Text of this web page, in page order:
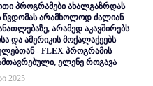
პროგრამები ახალგაზრდას
წვდომას არამხოლოდ ძალიან
არამედ აკავშირებს
და ამერიკის მოქალაქეებს
- FLEX პროგრამის
ელენე როგავა
2025